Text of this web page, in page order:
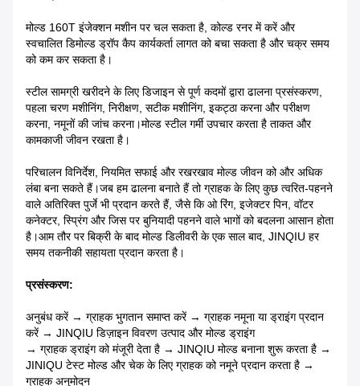
मोल्ड 160T इंजेक्शन मशीन पर चल सकता है, कोल्ड रनर में करें और
स्वचालित डिमोल्ड ड्रॉप कैप कार्यकर्ता लागत को बचा सकता है और चक्र समय
को कम कर सकता है।
स्टील सामग्री खरीदने के लिए डिजाइन से पूर्ण कदमों द्वारा ढालना प्रसंस्करण,
पहला चरण मशीनिंग, निरीक्षण, सटीक मशीनिंग, इकट्ठा करना और परीक्षण
करना, नमूनों की जांच करना।मोल्ड स्टील गर्मी उपचार करता है ताकत और
कामकाजी जीवन रखता है।
परिचालन विनिर्देश, नियमित सफाई और रखरखाव मोल्ड जीवन को और अधिक
लंबा बना सकते हैं।जब हम ढालना बनाते हैं तो ग्राहक के लिए कुछ त्वरित-पहनने
वाले अतिरिक्त पुर्जे भी प्रदान करते हैं, जैसे कि ओ रिंग, इजेक्टर पिन, वॉटर
कनेक्टर, स्प्रिंग और जिस पर बुनियादी पहनने वाले भागों को बदलना आसान होता
है।आम तौर पर बिक्री के बाद मोल्ड डिलीवरी के एक साल बाद, JINQIU हर
समय तकनीकी सहायता प्रदान करता है।
प्रसंस्करण:
अनुबंध करें → ग्राहक भुगतान समाप्त करें → ग्राहक नमूना या ड्राइंग प्रदान
करें → JINQIU डिज़ाइन विवरण उत्पाद और मोल्ड ड्राइंग
→ ग्राहक ड्राइंग को मंजूरी देता है → JINQIU मोल्ड बनाना शुरू करता है →
JINIQU टेस्ट मोल्ड और चेक के लिए ग्राहक को नमूने प्रदान करता है →
ग्राहक अनुमोदन